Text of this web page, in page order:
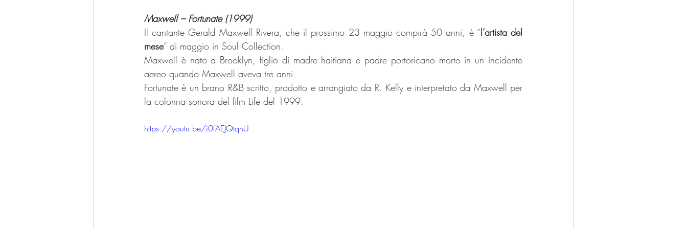
Maxwell – Fortunate (1999)
Il cantante Gerald Maxwell Rivera, che il prossimo 23 maggio compirà 50 anni, è “l’artista del
mese” di maggio in Soul Collection.
Maxwell è nato a Brooklyn, figlio di madre haitiana e padre portoricano morto in un incidente
aereo quando Maxwell aveva tre anni.
Fortunate è un brano R&B scritto, prodotto e arrangiato da R. Kelly e interpretato da Maxwell per
la colonna sonora del film Life del 1999.
https://youtu.be/i0fAEJQtqnU